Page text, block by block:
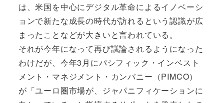
は、米国を中心にデジタル革命によるイノベーシ
ョンで新たな成長の時代が訪れるという認識が広
まったことなどが大きいと言われている。
それが今年になって再び議論されるようになった
わけだが、今年3月にパシフィック・インベスト
メント・マネジメント・カンパニー（PIMCO）
が「ユーロ圏市場が、ジャパニフィケーションに